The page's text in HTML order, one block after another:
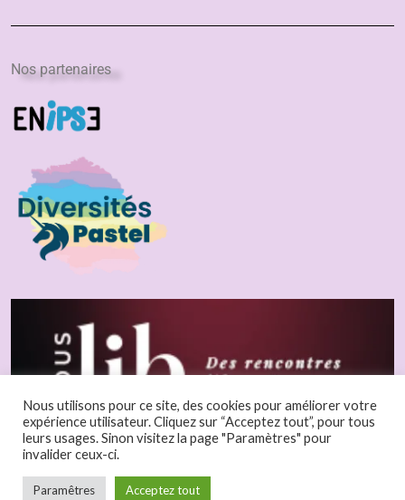
Nos partenaires
Nous utilisons pour ce site, des cookies pour améliorer votre
expérience utilisateur. Cliquez sur “Acceptez tout”, pour tous
leurs usages. Sinon visitez la page "Paramètres" pour
invalider ceux-ci.
Paramêtres Acceptez tout